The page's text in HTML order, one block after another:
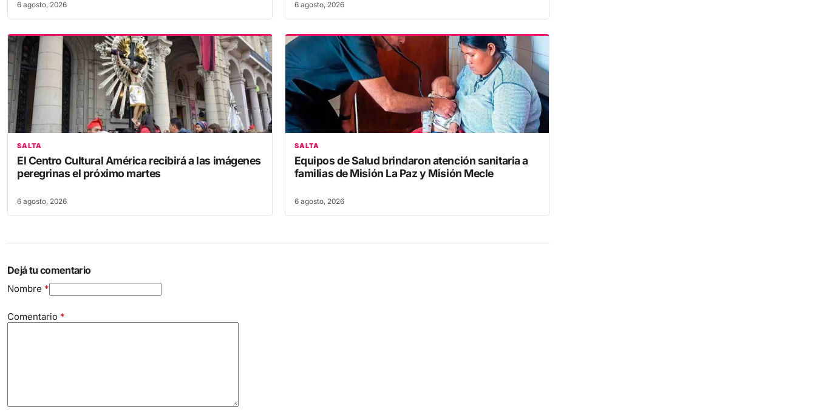
6 agosto, 2026 6 agosto, 2026
SALTA
El Centro Cultural América recibirá a las imágenes
peregrinas el próximo martes
6 agosto, 2026
SALTA
Equipos de Salud brindaron atención sanitaria a
familias de Misión La Paz y Misión Mecle
6 agosto, 2026
Dejá tu comentario
Nombre *
Comentario *